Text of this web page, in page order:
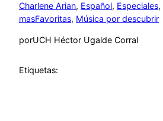
Charlene Arian, Español, Especiales,
masFavoritas, Música por descubrir
porUCH Héctor Ugalde Corral
Etiquetas: